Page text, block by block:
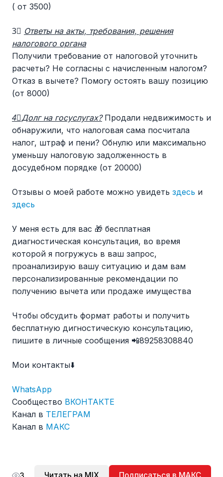
( от 3500)
3⃣ Ответы на акты, требования, решения
налогового органа
Получили требование от налоговой уточнить
расчеты? Не согласны с начисленным налогом?
Отказ в вычете? Помогу остоять вашу позицию
(от 8000)
4⃣Долг на госуслугах?Продали недвижимость и
обнаружили, что налоговая сама посчитала
налог, штраф и пени? Обнулю или максимально
уменьшу налоговую задолженность в
досудебном порядке (от 20000)
Отзывы о моей работе можно увидеть здесь и
здесь
У меня есть для вас 🎁 бесплатная
диагностическая консультация, во время
которой я погружусь в ваш запрос,
проанализирую вашу ситуацию и дам вам
персонализированные рекомендации по
получению вычета или продаже имущества
Чтобы обсудить формат работы и получить
бесплатную дигностическую консультацию,
пишите в личные сообщения 📲89258308840
Мои контакты⬇️
WhatsApp
Сообщество ВКОНТАКТЕ
Канал в ТЕЛЕГРАМ
Канал в МАКС